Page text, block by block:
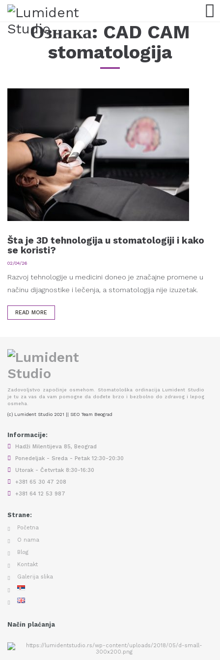
Ознака: CAD CAM
stomatologija
Šta je 3D tehnologija u stomatologiji i kako
se koristi?
02/04/26
Razvoj tehnologije u medicini doneo je značajne promene u
načinu dijagnostike i lečenja, a stomatologija nije izuzetak.
READ MORE
Zadovoljstvo započinje osmehom. Stomatološka ordinacija Lumident Studio
je tu za vas da vam pomogne da dođete brzo i bezbolno do zdravog i lepog
osmeha.
(c) Lumident Studio 2021 || SEO Team Beograd
Informacije:
Hadži Milentijeva 85, Beograd
Ponedeljak - Sreda - Petak 12:30-20:30
Utorak - Četvrtak 8:30-16:30
+381 65 30 47 208
+381 64 12 53 987
Strane:
Početna
O nama
Blog
Kontakt
Galerija slika
Način plaćanja